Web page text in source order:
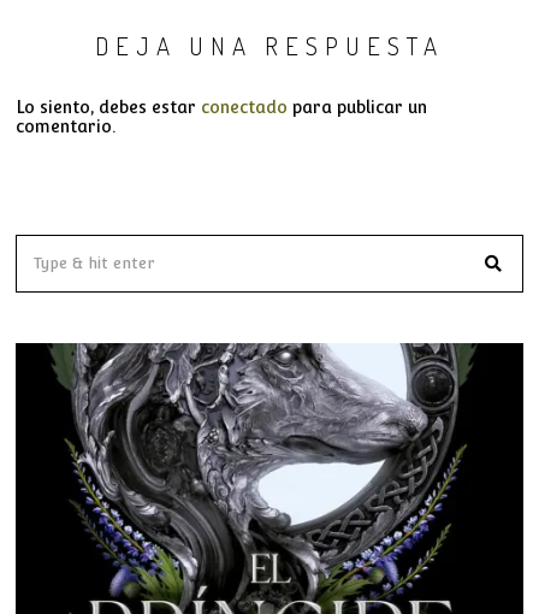
DEJA UNA RESPUESTA
Lo siento, debes estar conectado para publicar un
comentario.